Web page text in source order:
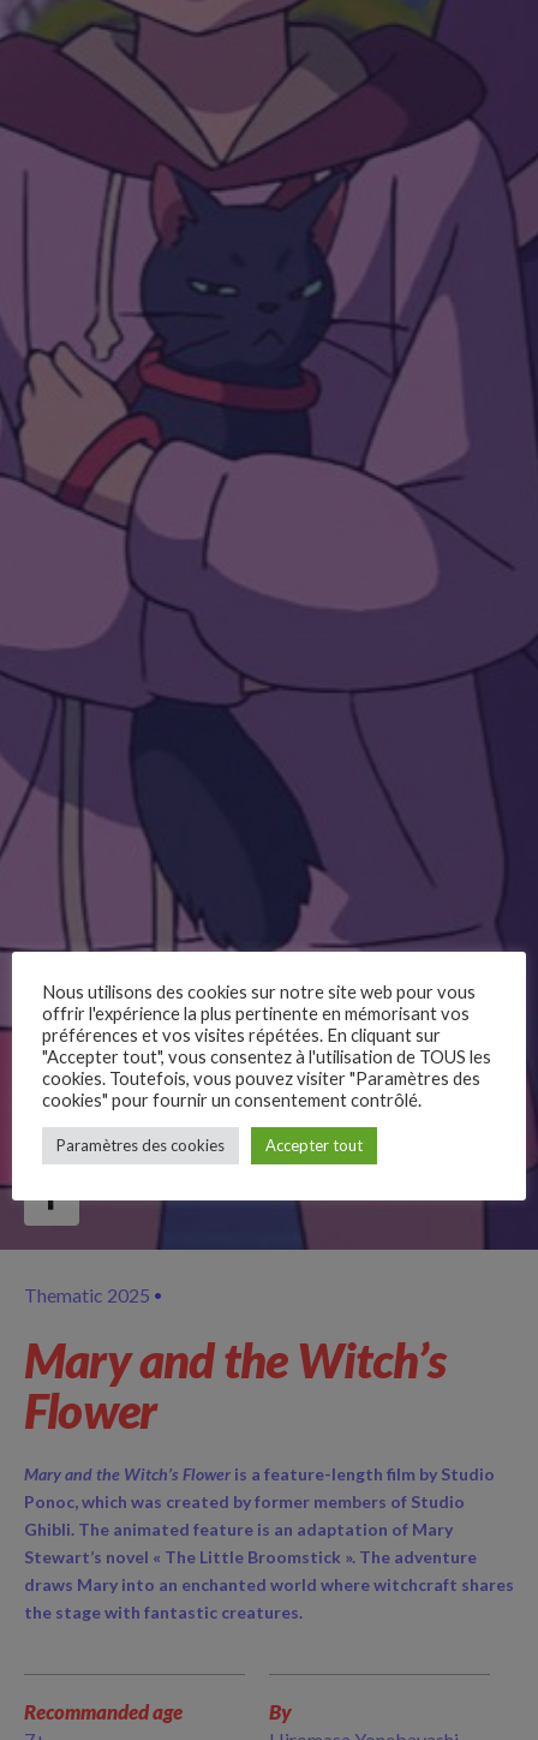
Follow Us
Thematic 2025
Mary and the Witch’s
Flower
Mary and the Witch’s Flower is a feature-length film by Studio
Ponoc, which was created by former members of Studio
Ghibli. The animated feature is an adaptation of Mary
Stewart’s novel « The Little Broomstick ». The adventure
draws Mary into an enchanted world where witchcraft shares
the stage with fantastic creatures.
Recommanded age By
Nous utilisons des cookies sur notre site web pour vous
offrir l'expérience la plus pertinente en mémorisant vos
préférences et vos visites répétées. En cliquant sur
"Accepter tout", vous consentez à l'utilisation de TOUS les
cookies. Toutefois, vous pouvez visiter "Paramètres des
cookies" pour fournir un consentement contrôlé.
Paramètres des cookies Accepter tout